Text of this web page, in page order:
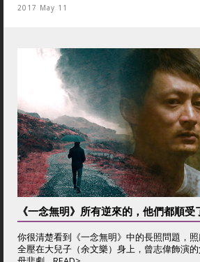
2017 May 11
《一念無明》所有逆來的，他們都順受
你很清楚看到《一念無明》中的長照問題，
全壓在大兒子（余文樂）身上，曾志偉飾演